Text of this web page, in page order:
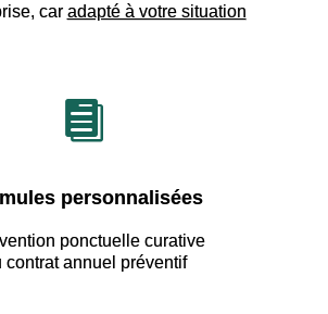
car adapté à votre situation

personnalisées
ponctuelle curative
contrat annuel préventif